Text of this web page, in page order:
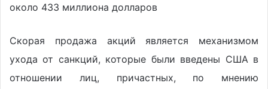
около 433 миллиона долларов
Скорая продажа акций является механизмом
ухода от санкций, которые были введены США в
отношении лиц, причастных, по мнению